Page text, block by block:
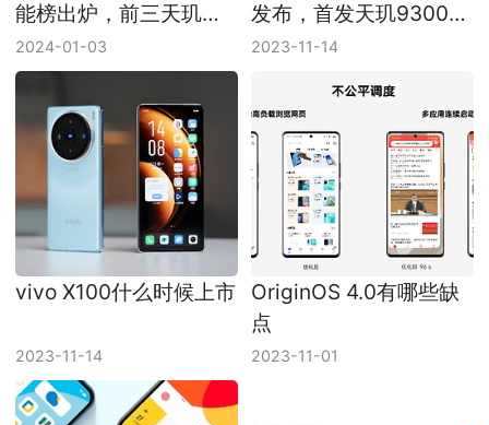
能榜出炉，前三天玑占
二
2024-01-03
发布，首发天玑9300只
需3999元！
2023-11-14
vivo X100什么时候上市
2023-11-14
OriginOS 4.0有哪些缺
点
2023-11-01